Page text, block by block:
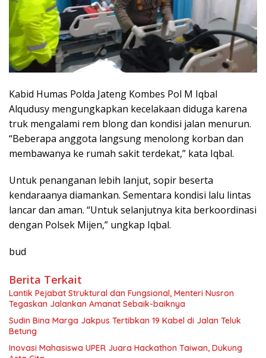
Kabid Humas Polda Jateng Kombes Pol M Iqbal
Alqudusy mengungkapkan kecelakaan diduga karena
truk mengalami rem blong dan kondisi jalan menurun.
“Beberapa anggota langsung menolong korban dan
membawanya ke rumah sakit terdekat,” kata Iqbal.
Untuk penanganan lebih lanjut, sopir beserta
kendaraanya diamankan. Sementara kondisi lalu lintas
lancar dan aman. “Untuk selanjutnya kita berkoordinasi
dengan Polsek Mijen,” ungkap Iqbal.
bud
Berita Terkait
Lantik Pejabat Struktural dan Fungsional, Menteri Nusron
Tegaskan Jalankan Amanat Sebaik-baiknya
Sudin Bina Marga Jakpus Tertibkan 19 Kabel di Jalan Teluk
Betung
Inovasi Mahasiswa UPER Juara Hackathon Taiwan, Dukung